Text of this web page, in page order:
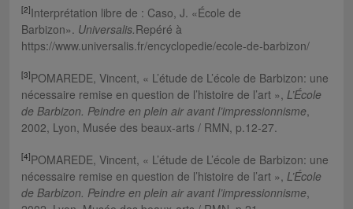
[2]Interprétation libre de : Caso, J. «École de
Barbizon». Universalis.Repéré à
https://www.universalis.fr/encyclopedie/ecole-de-barbizon/
[3]POMAREDE, Vincent, « L’étude de L’école de Barbizon: une
nécessaire remise en question de l’histoire de l’art », L’École
de Barbizon. Peindre en plein air avant l’impressionnisme,
2002, Lyon, Musée des beaux-arts / RMN, p.12-27.
[4]POMAREDE, Vincent, « L’étude de L’école de Barbizon: une
nécessaire remise en question de l’histoire de l’art », L’École
de Barbizon. Peindre en plein air avant l’impressionnisme,